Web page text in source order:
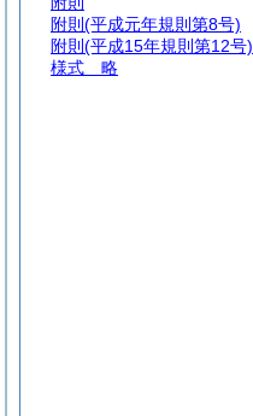
附則 (平成元年規則第8号)
附則 (平成15年規則第12号)
様式 略